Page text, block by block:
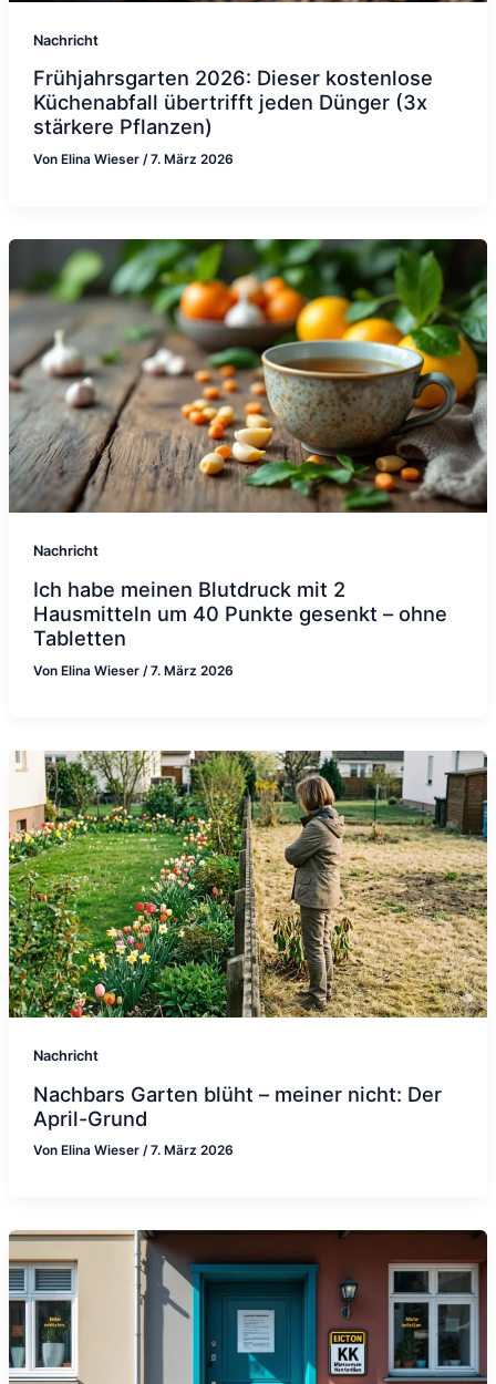
Nachricht
Frühjahrsgarten 2026: Dieser kostenlose
Küchenabfall übertrifft jeden Dünger (3x
stärkere Pflanzen)
Von Elina Wieser /7. März 2026
Nachricht
Ich habe meinen Blutdruck mit 2
Hausmitteln um 40 Punkte gesenkt – ohne
Tabletten
Von Elina Wieser /7. März 2026
Nachricht
Nachbars Garten blüht – meiner nicht: Der
April-Grund
Von Elina Wieser /7. März 2026